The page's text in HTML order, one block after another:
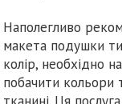
Наполегливо
макета подушки
колір, необхідно
побачити кольори